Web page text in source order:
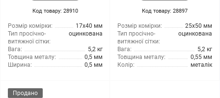
Код товару: 28910
Розмір комірки:
17x40 мм
Тип просічно-
витяжної сітки:
оцинкована
Вага:
5,2 кг
Товщина металу:
0,5 мм
Ширина:
0,5 мм
Код товару: 28897
Розмір комірки:
25x50 мм
Тип просічно-
витяжної сітки:
оцинкована
Вага:
5,2 кг
Товщина металу:
0,55 мм
Колір:
металік
Продано